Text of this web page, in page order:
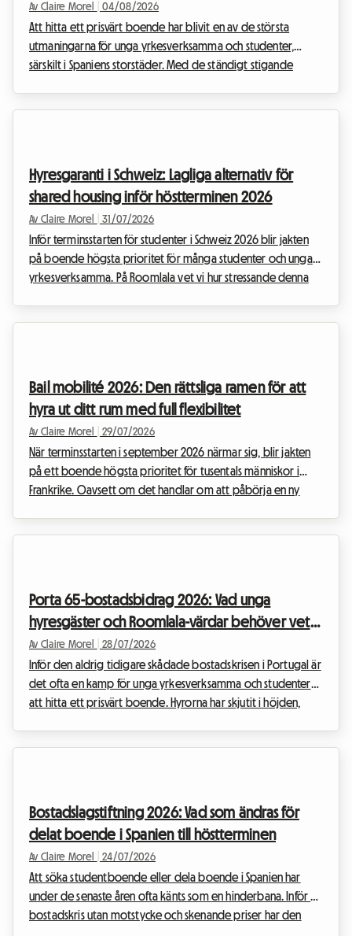
Av Claire Morel 04/08/2026
Att hitta ett prisvärt boende har blivit en av de största
utmaningarna för unga yrkesverksamma och studenter,
särskilt i Spaniens storstäder. Med de ständigt stigande
budgetfrågan är när du letar efter boende, och därfö...
Hyresgaranti i Schweiz: Lagliga alternativ för
shared housing inför höstterminen 2026
Av Claire Morel 31/07/2026
Inför terminsstarten för studenter i Schweiz 2026 blir jakten
på boende högsta prioritet för många studenter och unga
yrkesverksamma. På Roomlala vet vi hur stressande denna
enorm summa som avskräcker mån...
Bail mobilité 2026: Den rättsliga ramen för att
hyra ut ditt rum med full flexibilitet
Av Claire Morel 29/07/2026
När terminsstarten i september 2026 närmar sig, blir jakten
på ett boende högsta prioritet för tusentals människor i
Frankrike. Oavsett om det handlar om att påbörja en ny
mobilité" (mobilitetsavtal) ...
Porta 65-bostadsbidrag 2026: Vad unga
hyresgäster och Roomlala-värdar behöver veta
i Portugal
Av Claire Morel 28/07/2026
Inför den aldrig tidigare skådade bostadskrisen i Portugal är
det ofta en kamp för unga yrkesverksamma och studenter
att hitta ett prisvärt boende. Hyrorna har skjutit i höjden,
bidrag, som syftar till att lätta på hyresbör...
Bostadslagstiftning 2026: Vad som ändras för
delat boende i Spanien till höstterminen
Av Claire Morel 24/07/2026
Att söka studentboende eller dela boende i Spanien har
under de senaste åren ofta känts som en hinderbana. Inför en
bostadskris utan motstycke och skenande priser har den